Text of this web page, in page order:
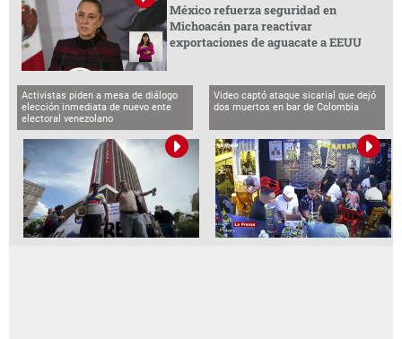
México refuerza seguridad en
Michoacán para reactivar
exportaciones de aguacate a EEUU
Activistas piden a mesa de diálogo
elección inmediata de nuevo ente
electoral venezolano
Video captó ataque sicarial que dejó
dos muertos en bar de Colombia